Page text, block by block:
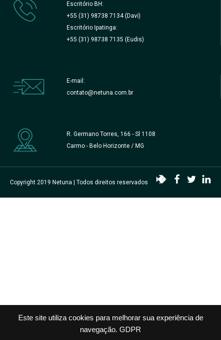
Este site utiliza cookies para melhorar sua experiência de
navegação. GDPR
Escritório BH:
+55 (31) 98738 7134 (Davi)
Escritório Ipatinga:
+55 (31) 98738 7135 (Eudis)
E-mail:
contato@netuna.com.br
R. Germano Torres, 166 - Sl 1108
Carmo - Belo Horizonte / MG
Copyright 2019 Netuna | Todos direitos reservados